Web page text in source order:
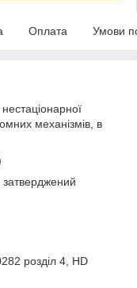
Оплата Умови
механізмів, в
затверджений
розділ 4, HD